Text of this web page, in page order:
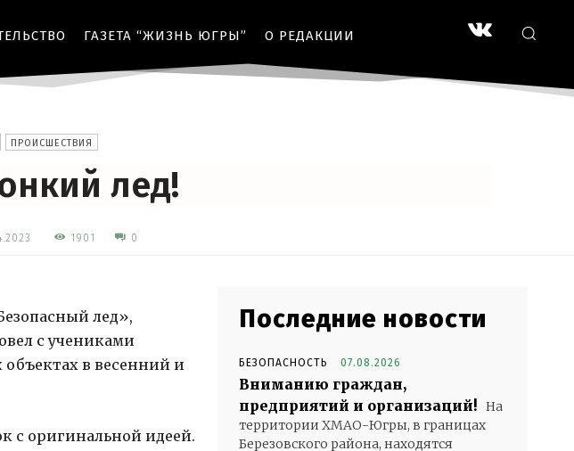
ГАЗЕТА “ЖИЗНЬ ЮГРЫ” О РЕДАКЦИИ
ПРОИСШЕСТВИЯ
лед!
1901 0
лед»,
с учениками
объектах в весенний и
с оригинальной идеей.
Последние новости
БЕЗОПАСНОСТЬ 07.08.2026
Вниманию граждан,
предприятий и организаций! На
территории ХМАО-Югры, в границах
Березовского района, находятся